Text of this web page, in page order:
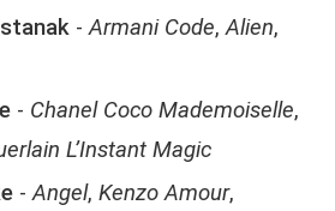
-Armani Code,Alien,
- Chanel Coco Mademoiselle,
L’Instant Magic
-Angel, Kenzo Amour,